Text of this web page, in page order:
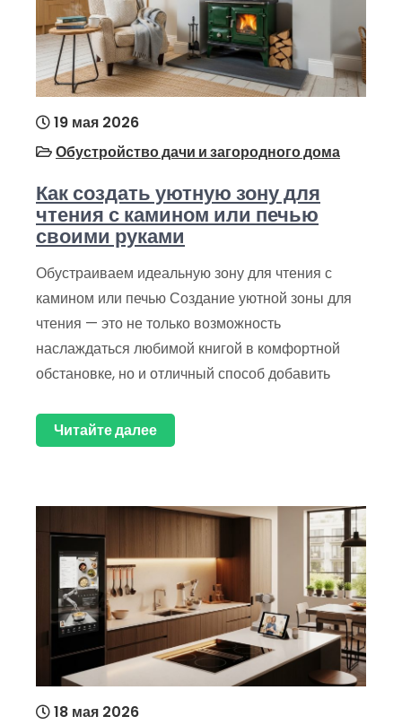
19 мая 2026
Обустройство дачи и загородного дома
Как создать уютную зону для
чтения с камином или печью
своими руками
Обустраиваем идеальную зону для чтения с
камином или печью Создание уютной зоны для
чтения — это не только возможность
наслаждаться любимой книгой в комфортной
обстановке, но и отличный способ добавить
Читайте далее
18 мая 2026